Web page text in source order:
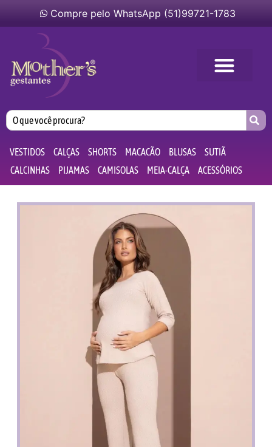
Compre pelo WhatsApp (51)99721-1783
VESTIDOS CALÇAS SHORTS MACACÃO BLUSAS
SUTIÃ
CALCINHAS
PIJAMAS CAMISOLAS MEIA-CALÇA ACESSÓRIOS